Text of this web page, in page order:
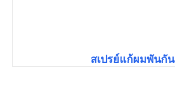
สเปรย์แก้ผมพันกัน